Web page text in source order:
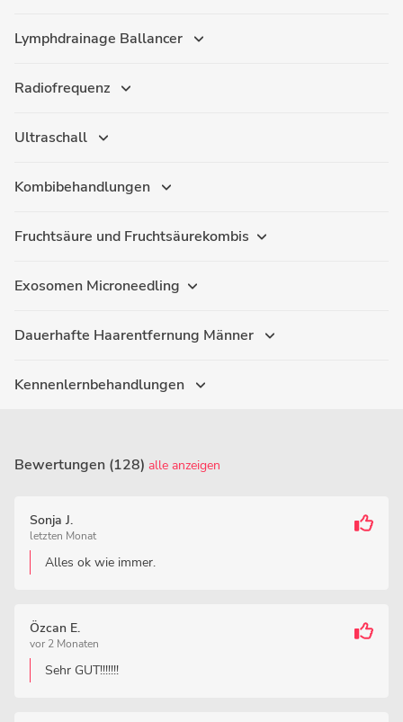
Lymphdrainage Ballancer
Radiofrequenz
Ultraschall
Kombibehandlungen
Fruchtsäure und Fruchtsäurekombis
Exosomen Microneedling
Dauerhafte Haarentfernung Männer
Kennenlernbehandlungen
Bewertungen (128) alle anzeigen
Sonja J.
letzten Monat
Alles ok wie immer.
Özcan E.
vor 2 Monaten
Sehr GUT!!!!!!!